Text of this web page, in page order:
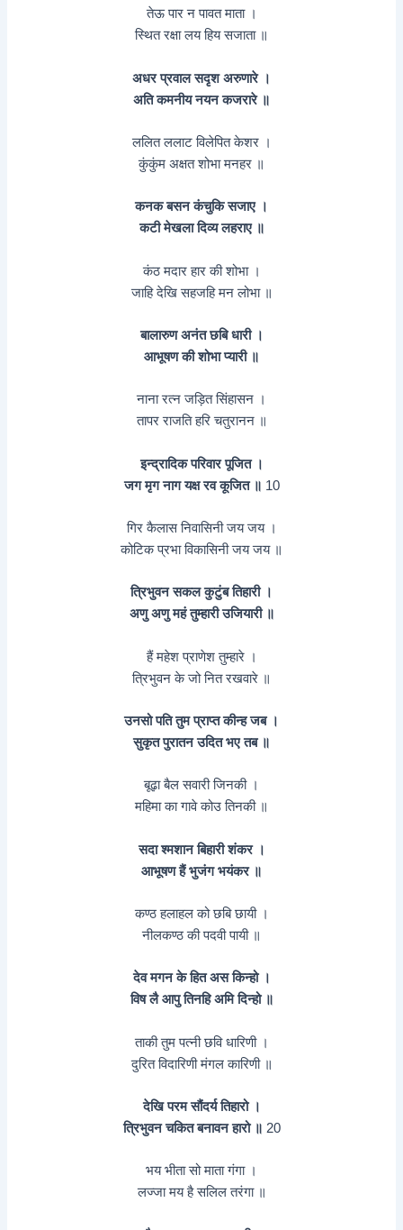
तेऊ पार न पावत माता ।
स्थित रक्षा लय हिय सजाता ॥
अधर प्रवाल सदृश अरुणारे ।
अति कमनीय नयन कजरारे ॥
ललित ललाट विलेपित केशर ।
कुंकुंम अक्षत शोभा मनहर ॥
कनक बसन कंचुकि सजाए ।
कटी मेखला दिव्य लहराए ॥
कंठ मदार हार की शोभा ।
जाहि देखि सहजहि मन लोभा ॥
बालारुण अनंत छबि धारी ।
आभूषण की शोभा प्यारी ॥
नाना रत्न जड़ित सिंहासन ।
तापर राजति हरि चतुरानन ॥
इन्द्रादिक परिवार पूजित ।
जग मृग नाग यक्ष रव कूजित ॥ 10
गिर कैलास निवासिनी जय जय ।
कोटिक प्रभा विकासिनी जय जय ॥
त्रिभुवन सकल कुटुंब तिहारी ।
अणु अणु महं तुम्हारी उजियारी ॥
हैं महेश प्राणेश तुम्हारे ।
त्रिभुवन के जो नित रखवारे ॥
उनसो पति तुम प्राप्त कीन्ह जब ।
सुकृत पुरातन उदित भए तब ॥
बूढ़ा बैल सवारी जिनकी ।
महिमा का गावे कोउ तिनकी ॥
सदा श्मशान बिहारी शंकर ।
आभूषण हैं भुजंग भयंकर ॥
कण्ठ हलाहल को छबि छायी ।
नीलकण्ठ की पदवी पायी ॥
देव मगन के हित अस किन्हो ।
विष लै आपु तिनहि अमि दिन्हो ॥
ताकी तुम पत्नी छवि धारिणी ।
दुरित विदारिणी मंगल कारिणी ॥
देखि परम सौंदर्य तिहारो ।
त्रिभुवन चकित बनावन हारो ॥ 20
भय भीता सो माता गंगा ।
लज्जा मय है सलिल तरंगा ॥